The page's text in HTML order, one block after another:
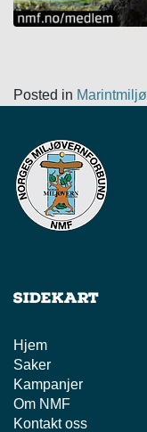
Posted in Marintmiljø
Sidekart
Hjem
Saker
Kampanjer
Om NMF
Kontakt oss